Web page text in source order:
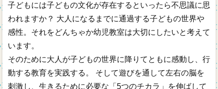
子どもには子どもの文化が存在するといったら不思議に思
われますか？ 大人になるまでに通過する子どもの世界や
感性。それをどんちゃか幼児教室は大切にしたいと考えて
います。
そのために大人が子どもの世界に降りてともに感動し、行
動する教育を実践する。 そして遊びを通して左右の脳を
刺激し、生きるために必要な「5つのチカラ」を伸ばして